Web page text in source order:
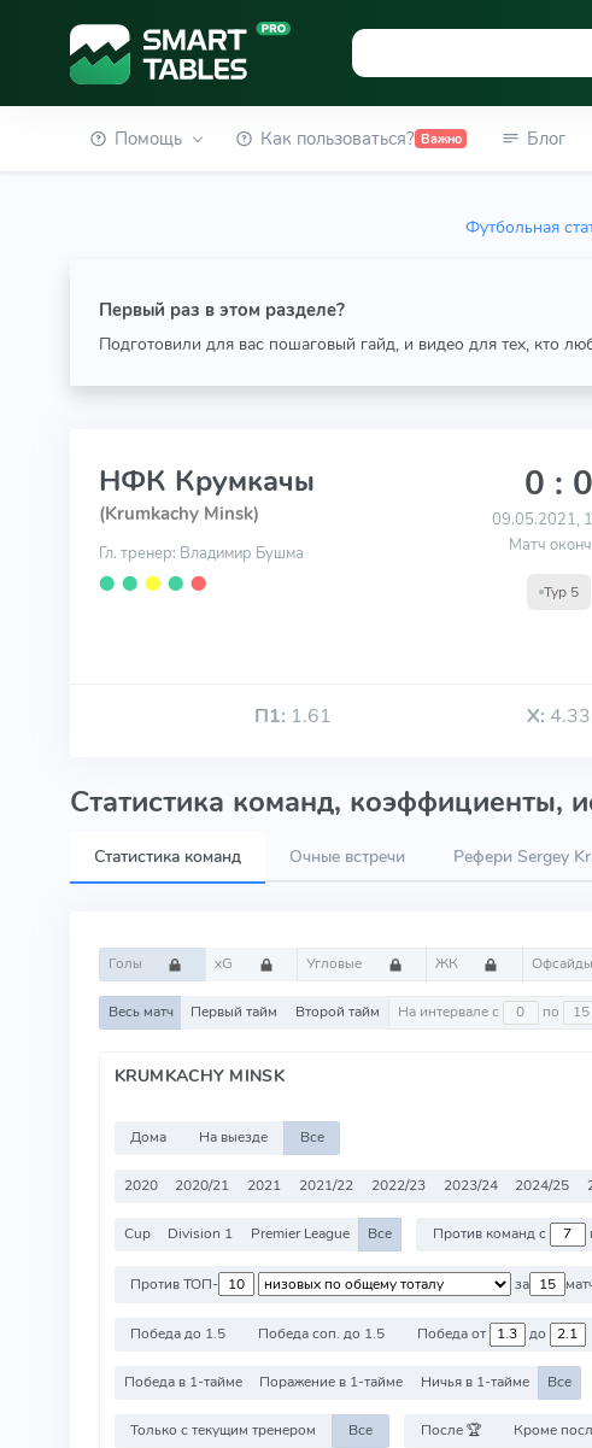
Помощь Как пользоваться? Важно Блог
Футбольная
Первый раз в этом разделе?
Подготовили для вас пошаговый гайд, и видео для тех, кто
НФК Крумкачы
(Krumkachy Minsk)
Гл. тренер: Владимир Бушма
⬤ ⬤ ⬤ ⬤ ⬤
0 : 0
09.05.2021,
Матч
Тур 5
П1: 1.61 Х: 4.33
Статистика команд, коэффициенты,
Статистика команд Очные встречи Рефери Sergey
Голы xG Угловые ЖК Офсайды
Весь матч Первый тайм Второй тайм На интервале с по
KRUMKACHY MINSK
Дома На выезде Все
2020 2020/21 2021 2021/22 2022/23 2023/24 2024/25
Cup Division 1 Premier League Все Против команд с
Против ТОП- за
Победа до 1.5 Победа соп. до 1.5 Победа от до
Победа в 1-тайме Поражение в 1-тайме Ничья в 1-тайме Все
Только с текущим тренером Все После 🏆 Кроме